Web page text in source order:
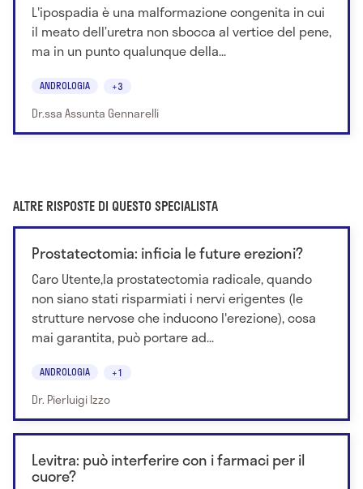
L'ipospadia è una malformazione congenita in cui
il meato dell’uretra non sbocca al vertice del pene,
ma in un punto qualunque della...
ANDROLOGIA +3
Dr.ssa Assunta Gennarelli
ALTRE RISPOSTE DI QUESTO SPECIALISTA
Prostatectomia: inficia le future erezioni?
Caro Utente,la prostatectomia radicale, quando
non siano stati risparmiati i nervi erigentes (le
strutture nervose che inducono l'erezione), cosa
mai garantita, può portare ad...
ANDROLOGIA +1
Dr. Pierluigi Izzo
Levitra: può interferire con i farmaci per il
cuore?